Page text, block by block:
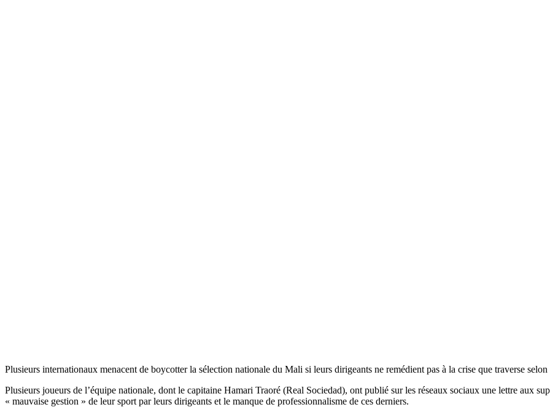
Plusieurs internationaux menacent de boycotter la sélection nationale du Mali si leurs dirigeants ne remédient pas à la crise que traverse
Plusieurs joueurs de l’équipe nationale, dont le capitaine Hamari Traoré (Real Sociedad), ont publié sur les réseaux sociaux une lettre aux
« mauvaise gestion » de leur sport par leurs dirigeants et le manque de professionnalisme de ces derniers.